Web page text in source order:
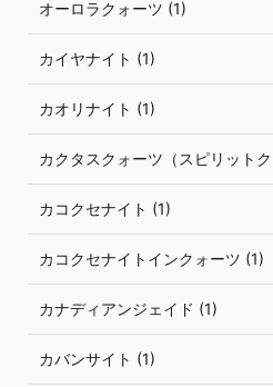
オーロラクォーツ (1)
カイヤナイト (1)
カオリナイト (1)
カクタスクォーツ（スピリット
カコクセナイト (1)
カコクセナイトインクォーツ (1)
カナディアンジェイド (1)
カバンサイト (1)